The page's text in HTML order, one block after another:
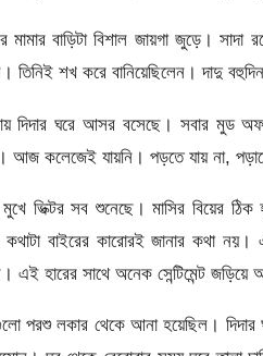
মামার বাড়িটা বিশাল জায়গা জুড়ে।
তিনিই শখ করে বানিয়েছিলেন। দাদু
দিদার ঘরে আসর বসেছে। সবার মুড
আজ কলেজেই যায়নি। পড়তে যায় না,
মুখে ভিক্টর সব শুনেছে। মাসির বিয়ের
কথাটা বাইরের কারোরই জানার কথা
এই হারের সাথে অনেক সেন্টিমেন্ট জড়িয়ে
পরশু লকার থেকে আনা হয়েছিল। দিদার